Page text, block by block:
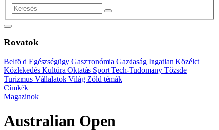
Rovatok
Belföld Egészségügy Gasztronómia Gazdaság Ingatlan Közélet
Közlekedés Kultúra Oktatás Sport Tech-Tudomány Tőzsde
Turizmus Vállalatok Világ Zöld témák
Címkék
Magazinok
Australian Open